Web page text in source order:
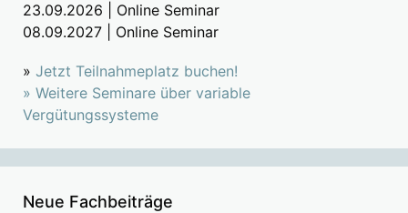
23.09.2026 | Online Seminar
08.09.2027 | Online Seminar
» Jetzt Teilnahmeplatz buchen!
» Weitere Seminare über variable
Vergütungssysteme
Neue Fachbeiträge